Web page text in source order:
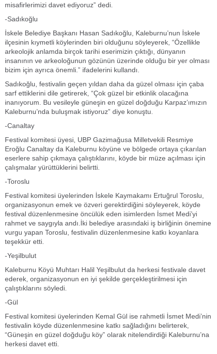
misafirlerimizi davet ediyoruz” dedi.
-Sadıkoğlu
İskele Belediye Başkanı Hasan Sadıkoğlu, Kaleburnu’nun İskele
ilçesinin kıymetli köylerinden biri olduğunu söyleyerek, “Özellikle
arkeolojik anlamda birçok tarihi eserimizin çıktığı, dünyanın
insanının ve arkeoloğunun gözünün üzerinde olduğu bir yer olması
bizim için ayrıca önemli.” ifadelerini kullandı.
Sadıkoğlu, festivalin geçen yıldan daha da güzel olması için çaba
sarf ettiklerini dile getirerek, “Çok güzel bir etkinlik olacağına
inanıyorum. Bu vesileyle güneşin en güzel doğduğu Karpaz’ımızın
Kaleburnu’nda buluşmak istiyoruz” diye konuştu.
-Canaltay
Festival komitesi üyesi, UBP Gazimağusa Milletvekili Resmiye
Eroğlu Canaltay da Kaleburnu köyüne ve bölgede ortaya çıkarılan
eserlere sahip çıkmaya çalıştıklarını, köyde bir müze açılması için
çalışmalar yürüttüklerini belirtti.
-Toroslu
Festival komitesi üyelerinden İskele Kaymakamı Ertuğrul Toroslu,
organizasyonun emek ve özveri gerektirdiğini söyleyerek, köyde
festival düzenlenmesine öncülük eden isimlerden İsmet Medi’yi
rahmet ve saygıyla andı.İki belediye arasındaki iş birliğinin önemine
vurgu yapan Toroslu, festivalin düzenlenmesine katkı koyanlara
teşekkür etti.
-Yeşilbulut
Kaleburnu Köyü Muhtarı Halil Yeşilbulut da herkesi festivale davet
ederek, organizasyonun en iyi şekilde gerçekleştirilmesi için
çalıştıklarını söyledi.
-Gül
Festival komitesi üyelerinden Kemal Gül ise rahmetli İsmet Medi’nin
festivalin köyde düzenlenmesine katkı sağladığını belirterek,
“Güneşin en güzel doğduğu köy” olarak nitelendirdiği Kaleburnu’na
herkesi davet etti.